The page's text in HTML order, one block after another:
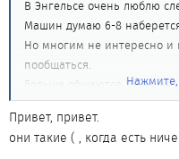
В Энгельсе очень люблю
Машин думаю 6-8 наберется
Но многим не интересно и
пообщаться.
Больше общаются "бывшие"
Часто подходят и
такая была"
Привет, привет.
они такие ( , когда есть